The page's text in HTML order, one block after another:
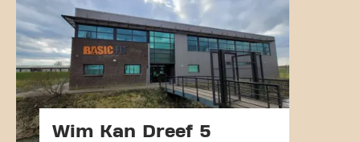
Wim Kan Dreef 5